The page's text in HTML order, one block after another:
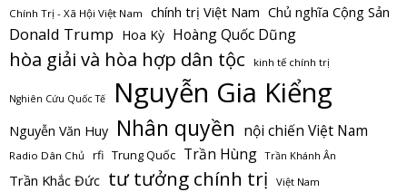
Chính Trị - Xã Hội Việt Nam chính trị Việt Nam Chủ nghĩa Cộng Sản
Donald Trump Hoa Kỳ Hoàng Quốc Dũng
hòa giải và hòa hợp dân tộc kinh tế chính trị
Nghiên Cứu Quốc Tế Nguyễn Gia Kiểng
Nguyễn Văn Huy Nhân quyền nội chiến Việt Nam
Radio Dân Chủ rfi Trung Quốc Trần Hùng Trần Khánh Ân
Trần Khắc Đức tư tưởng chính trị Việt Nam